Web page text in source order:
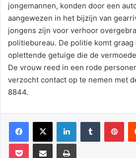
jongemannen, konden door een
aangewezen in het bijzijn van
jongens zijn voor verhoor
politiebureau. De politie komt graag
oplettende getuige die de
De vrouw reed in een rode
verzocht contact op te nemen met
8844.
Facebook X LinkedIn Tumblr Pinterest Reddit
Pocket Deel via E-mail Print